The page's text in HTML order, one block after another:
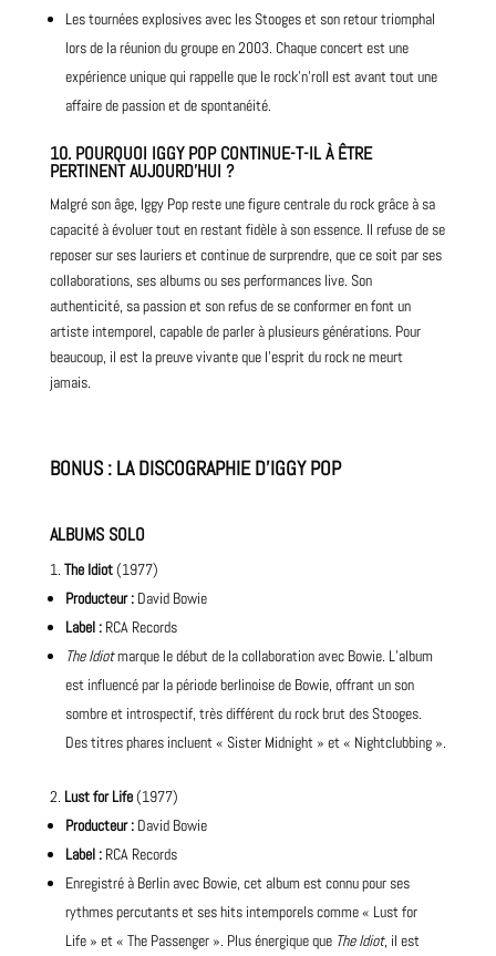
Les tournées explosives avec les Stooges et son retour triomphal
lors de la réunion du groupe en 2003. Chaque concert est une
expérience unique qui rappelle que le rock’n’roll est avant tout une
affaire de passion et de spontanéité.
10. POURQUOI IGGY POP CONTINUE-T-IL À ÊTRE
PERTINENT AUJOURD’HUI ?
Malgré son âge, Iggy Pop reste une figure centrale du rock grâce à sa
capacité à évoluer tout en restant fidèle à son essence. Il refuse de se
reposer sur ses lauriers et continue de surprendre, que ce soit par ses
collaborations, ses albums ou ses performances live. Son
authenticité, sa passion et son refus de se conformer en font un
artiste intemporel, capable de parler à plusieurs générations. Pour
beaucoup, il est la preuve vivante que l’esprit du rock ne meurt
jamais.
BONUS : LA DISCOGRAPHIE D’IGGY POP
ALBUMS SOLO
The Idiot(1977)
Producteur:David Bowie
Label :RCA Records
The Idiotmarque le début de la collaboration avec Bowie. L’album
est influencé par la période berlinoise de Bowie, offrant un son
sombre et introspectif, très différent du rock brut des Stooges.
Des titres phares incluent « Sister Midnight » et « Nightclubbing ».
Lust for Life(1977)
Producteur :David Bowie
Label :RCA Records
Enregistré à Berlin avec Bowie, cet album est connu pour ses
rythmes percutants et ses hits intemporels comme « Lust for
Life » et « The Passenger ». Plus énergique que The Idiot, il est